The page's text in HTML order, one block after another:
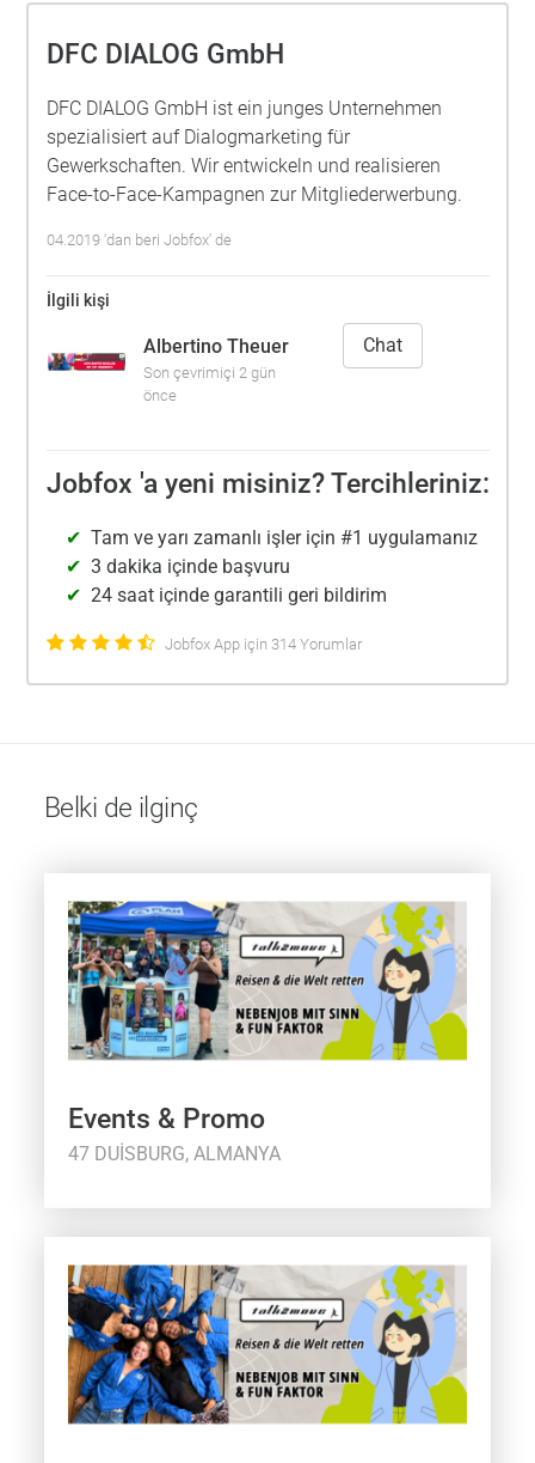
DFC DIALOG GmbH
DFC DIALOG GmbH ist ein junges Unternehmen
spezialisiert auf Dialogmarketing für
Gewerkschaften. Wir entwickeln und realisieren
Face-to-Face-Kampagnen zur Mitgliederwerbung.
04.2019 'dan beri Jobfox' de
İlgili kişi
Albertino Theuer
Son çevrimiçi 2 gün
önce
Chat
Jobfox 'a yeni misiniz? Tercihleriniz:
Tam ve yarı zamanlı işler için #1 uygulamanız
3 dakika içinde başvuru
24 saat içinde garantili geri bildirim
Jobfox App için 314 Yorumlar
Belki de ilginç
Events & Promo
47 DUISBURG, ALMANYA